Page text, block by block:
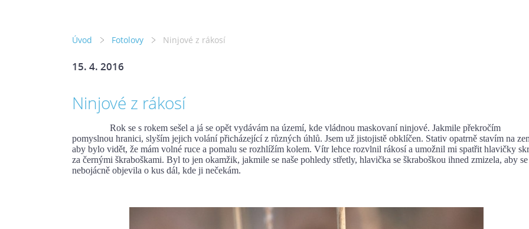
Úvod Fotolovy Ninjové z rákosí
15. 4. 2016
Ninjové z rákosí
Rok se s rokem sešel a já se opět vydávám na území, kde vládnou maskovaní ninjové. Jakmile překročím
pomyslnou hranici, slyším jejich volání přicházející z různých úhlů. Jsem už jistojistě obklíčen. Stativ opatrně stavím na
aby bylo vidět, že mám volné ruce a pomalu se rozhlížím kolem. Vítr lehce rozvlnil rákosí a umožnil mi spatřit hlavičky
za černými škraboškami. Byl to jen okamžik, jakmile se naše pohledy střetly, hlavička se škraboškou ihned zmizela, aby se
nebojácně objevila o kus dál, kde ji nečekám.